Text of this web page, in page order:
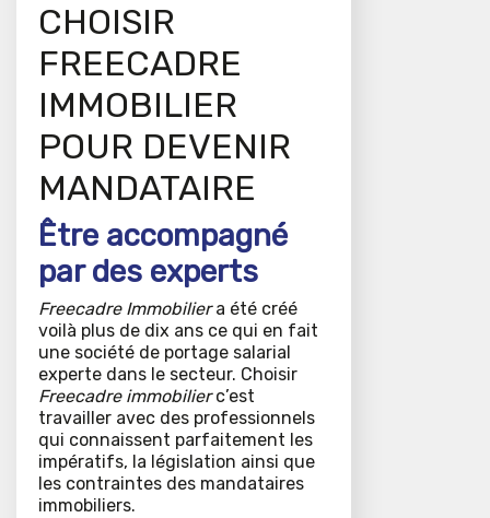
CHOISIR
FREECADRE
IMMOBILIER
POUR DEVENIR
MANDATAIRE
Être accompagné
par des experts
Freecadre Immobiliera été créé
voilà plus de dix ans ce qui en fait
une société de portage salarial
experte dans le secteur. Choisir
Freecadre immobilierc’est
travailler avec des professionnels
qui connaissent parfaitement les
impératifs, la législation ainsi que
les contraintes des mandataires
immobiliers.